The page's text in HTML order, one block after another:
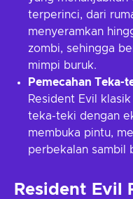
terperinci, dari
menyeramkan
zombi, sehingga
mimpi buruk.
Pemecahan Teka-
Resident Evil
teka-teki dengan
membuka pintu,
perbekalan sambil
Resident Evil